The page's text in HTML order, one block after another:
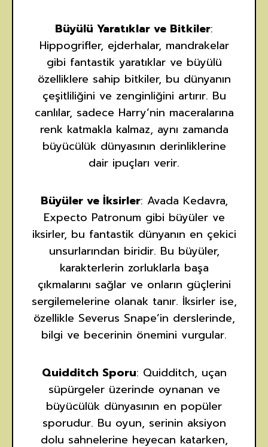
Büyülü Yaratıklar ve Bitkiler:
Hippogrifler, ejderhalar, mandrakelar
gibi fantastik yaratıklar ve büyülü
özelliklere sahip bitkiler, bu dünyanın
çeşitliliğini ve zenginliğini artırır. Bu
canlılar, sadece Harry’nin maceralarına
renk katmakla kalmaz, aynı zamanda
büyücülük dünyasının derinliklerine
dair ipuçları verir.
Büyüler ve İksirler: Avada Kedavra,
Expecto Patronum gibi büyüler ve
iksirler, bu fantastik dünyanın en çekici
unsurlarından biridir. Bu büyüler,
karakterlerin zorluklarla başa
çıkmalarını sağlar ve onların güçlerini
sergilemelerine olanak tanır. İksirler ise,
özellikle Severus Snape’in derslerinde,
bilgi ve becerinin önemini vurgular.
Quidditch Sporu: Quidditch, uçan
süpürgeler üzerinde oynanan ve
büyücülük dünyasının en popüler
sporudur. Bu oyun, serinin aksiyon
dolu sahnelerine heyecan katarken,